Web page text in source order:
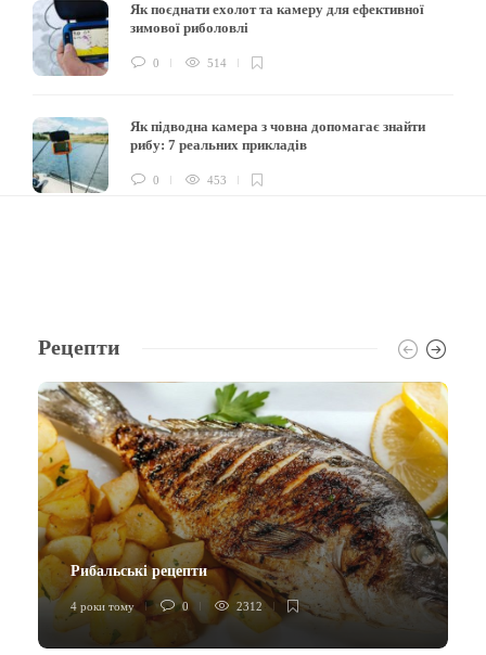
Як поєднати ехолот та камеру для ефективної
зимової риболовлі
0 514
Як підводна камера з човна допомагає знайти
рибу: 7 реальних прикладів
0 453
Рецепти
Рибальські рецепти
4 роки тому 0 2312